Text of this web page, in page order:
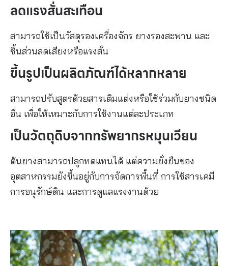
ลดแรงสั่นสะเทือน
สามารถใช้เป็นวัสดุรองเครื่องจักร ยางรองสะพาน และ
ชิ้นส่วนลดเสียงหรือแรงสั่น
ขึ้นรูปเป็นผลิตภัณฑ์ได้หลากหลาย
สามารถปรับสูตรด้วยสารเติมแต่งหรือใช้ร่วมกับยางชนิด
อื่น เพื่อให้เหมาะกับการใช้งานแต่ละประเภท
เป็นวัตถุดิบจากทรัพยากรหมุนเวียน
ต้นยางสามารถปลูกทดแทนได้ แต่ความยั่งยืนของ
อุตสาหกรรมยังขึ้นอยู่กับการจัดการพื้นที่ การใช้สารเคมี
การอนุรักษ์ดิน และการดูแลแรงงานด้วย